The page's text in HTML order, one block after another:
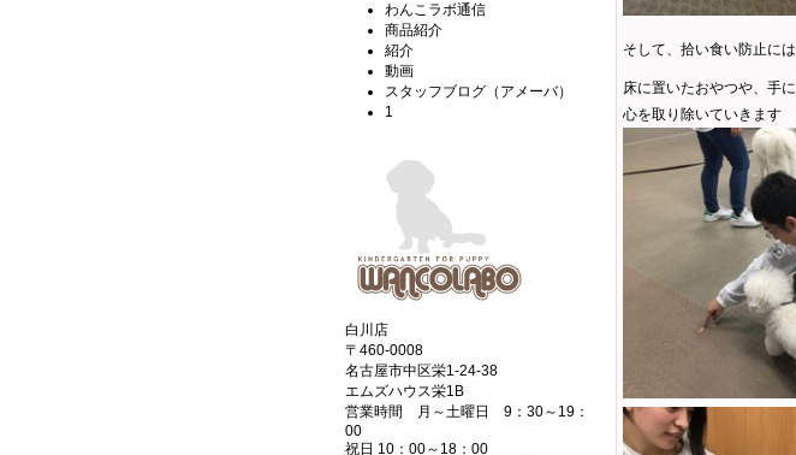
そして、拾い食い防止に
床に置いたおやつや、手
心を取り除いていきます
わんこラボ通信
商品紹介
紹介
動画
スタッフブログ（アメーバ）
1
白川店
〒460-0008
名古屋市中区栄1-24-38
エムズハウス栄1B
営業時間 月～土曜日 9：30～19：
00
祝日 10：00～18：00